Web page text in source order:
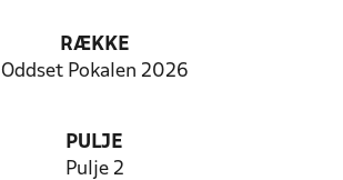
RÆKKE
Oddset Pokalen 2026
PULJE
Pulje 2